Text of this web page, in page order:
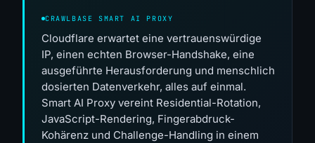
CRAWLBASE SMART AI PROXY
Cloudflare erwartet eine vertrauenswürdige
IP, einen echten Browser-Handshake, eine
ausgeführte Herausforderung und menschlich
dosierten Datenverkehr, alles auf einmal.
Smart AI Proxy vereint Residential-Rotation,
JavaScript-Rendering, Fingerabdruck-
Kohärenz und Challenge-Handling in einem